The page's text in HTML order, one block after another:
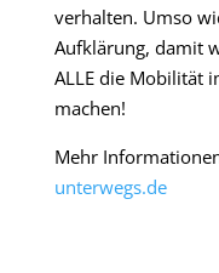
verhalten. Umso
Aufklärung, damit
ALLE die Mobilität
machen!
Mehr
unterwegs.de